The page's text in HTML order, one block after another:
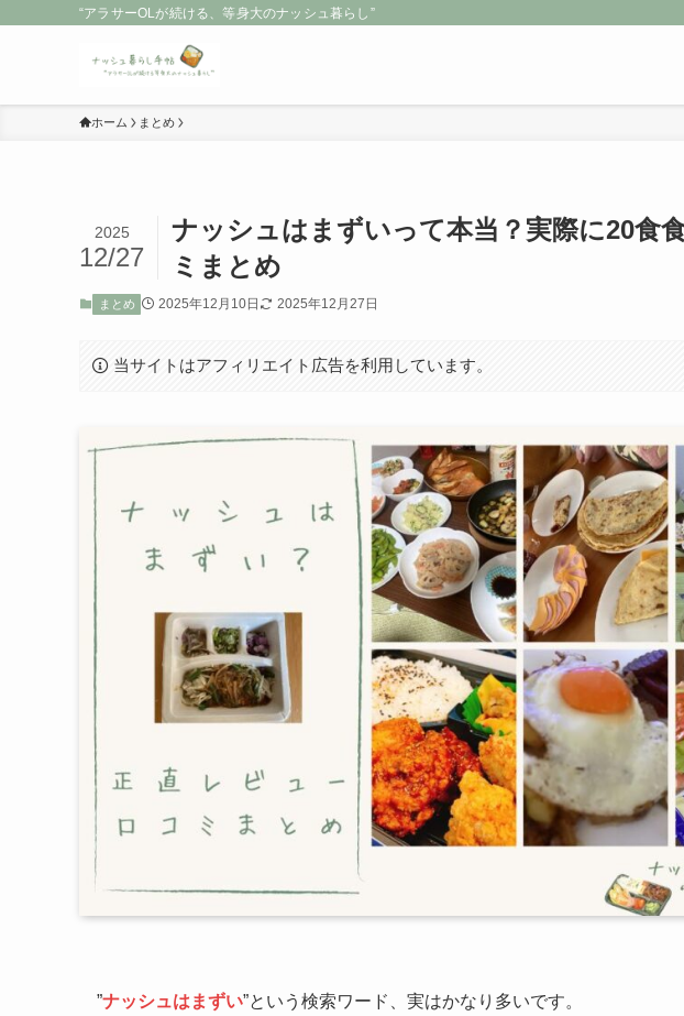
“アラサーOLが続ける、等身大のナッシュ暮らし”
ホーム まとめ
ナッシュはまずいって本当？実際に20食
ミまとめ
2025
12/27
まとめ 2025年12月10日 2025年12月27日
当サイトはアフィリエイト広告を利用しています。
”ナッシュはまずい”という検索ワード、実はかなり多いです。